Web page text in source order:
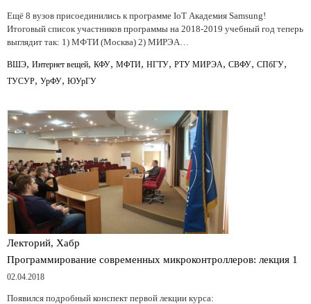
Ещё 8 вузов присоединились к программе IoT Академия Samsung!
Итоговый список участников программы на 2018-2019 учебный год теперь
выглядит так: 1) МФТИ (Москва) 2) МИРЭА…
ВШЭ, Интернет вещей, КФУ, МФТИ, НГТУ, РТУ МИРЭА, СВФУ, СПбГУ,
ТУСУР, УрФУ, ЮУрГУ
Лекторий, Хабр
Программирование современных микроконтроллеров: лекция 1
02.04.2018
Появился подробный конспект первой лекции курса: